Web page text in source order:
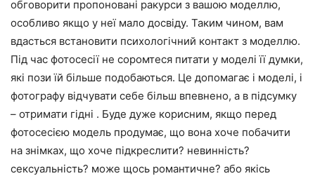
обговорити пропоновані ракурси з вашою моделлю,
особливо якщо у неї мало досвіду. Таким чином, вам
вдасться встановити психологічний контакт з моделлю.
Під час фотосесії не соромтеся питати у моделі її думки,
які пози їй більше подобаються. Це допомагає і моделі, і
фотографу відчувати себе більш впевнено, а в підсумку
– отримати гідні . Буде дуже корисним, якщо перед
фотосесією модель продумає, що вона хоче побачити
на знімках, що хоче підкреслити? невинність?
сексуальність? може щось романтичне? або якісь